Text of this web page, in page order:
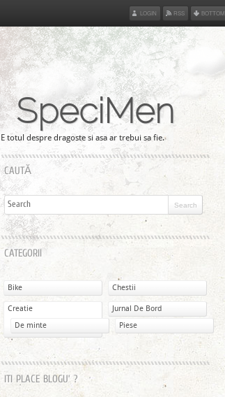
BOTTOM
RSS
LOGIN
SpeciMen
E totul despre dragoste si asa ar trebui sa fie.
CAUTĂ
CATEGORII
Bike Chestii
Creatie
De minte
Piese
Jurnal De Bord
ITI PLACE BLOGU’ ?